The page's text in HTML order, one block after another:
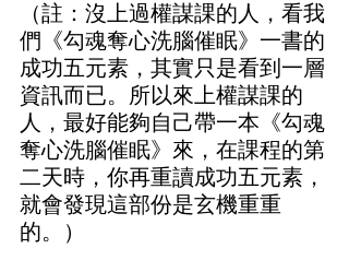
（註：沒上過權謀課的人，看我
們《勾魂奪心洗腦催眠》一書的
成功五元素，其實只是看到一層
資訊而已。所以來上權謀課的
人，最好能夠自己帶一本《勾魂
奪心洗腦催眠》來，在課程的第
二天時，你再重讀成功五元素，
就會發現這部份是玄機重重
的。）